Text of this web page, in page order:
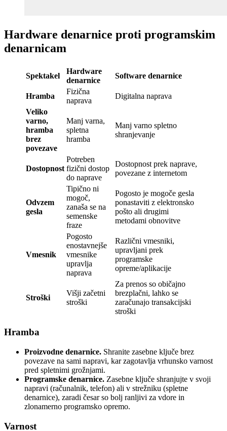
Hardware denarnice proti programskim
denarnicam
Spektakel
Hardware
denarnice
Software denarnice
Hramba
Fizična
naprava
Digitalna naprava
Veliko
varno,
hramba
brez
povezave
Manj varna,
spletna
hramba
Manj varno spletno
shranjevanje
Dostopnost
Potreben
fizični dostop
do naprave
Dostopnost prek naprave,
povezane z internetom
Odvzem
gesla
Tipično ni
mogoč,
zanaša se na
semenske
fraze
Pogosto je mogoče gesla
ponastaviti z elektronsko
pošto ali drugimi
metodami obnovitve
Vmesnik
Pogosto
enostavnejše
vmesnike
upravlja
naprava
Različni vmesniki,
upravljani prek
programske
opreme/aplikacije
Stroški
Višji začetni
stroški
Za prenos so običajno
brezplačni, lahko se
zaračunajo transakcijski
stroški
Hramba
Proizvodne denarnice. Shranite zasebne ključe brez
povezave na sami napravi, kar zagotavlja vrhunsko varnost
pred spletnimi grožnjami.
Programske denarnice. Zasebne ključe shranjujte v svoji
napravi (računalnik, telefon) ali v strežniku (spletne
denarnice), zaradi česar so bolj ranljivi za vdore in
zlonamerno programsko opremo.
Varnost